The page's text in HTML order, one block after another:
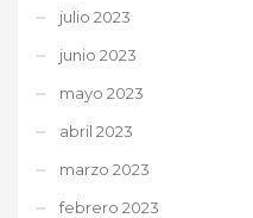
julio 2023
junio 2023
mayo 2023
abril 2023
marzo 2023
febrero 2023